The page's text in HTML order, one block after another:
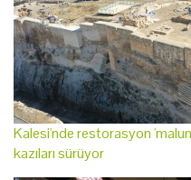
Kalesi'nde restorasyon
kazıları sürüyor